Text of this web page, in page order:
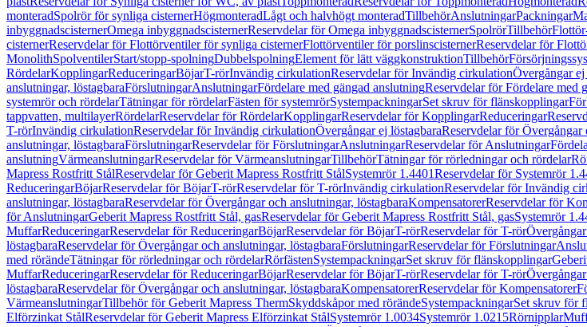
monteradSpolrör för synliga cisternerHögmonteradLågt och halvhögt monteradTillbehörAnslutningarPackningar
inbyggnadscisternerOmega inbyggnadscisternerReservdelar för Omega inbyggnadscisternerSpolrörTillbehör
cisternerReservdelar för Flottörventiler för synliga cisternerFlottörventiler för porslinscisternerReservdelar för
MonolithSpolventilerStart/stopp-spolningDubbelspolningElement för lätt väggkonstruktionTillbehör
RördelarKopplingarReduceringarBöjarT-rörInvändig cirkulationReservdelar för Invändig cirkulationÖvergångar ej
anslutningar, löstagbaraFörslutningarAnslutningarFördelare med gängad anslutningReservdelar för Fördelare med
systemrör och rördelarTätningar för rördelarFästen för systemrörSystempackningarSet skruv för flänskopplingar
tappvatten, multilayerRördelarReservdelar för RördelarKopplingarReservdelar för KopplingarReduceringar
T-rörInvändig cirkulationReservdelar för Invändig cirkulationÖvergångar ej löstagbaraReservdelar för Övergångar
anslutningar, löstagbaraFörslutningarReservdelar för FörslutningarAnslutningarReservdelar för Anslutningar
anslutningVärmeanslutningarReservdelar för VärmeanslutningarTillbehörTätningar för rörledningar och rördelar
Mapress Rostfritt StålReservdelar för Geberit Mapress Rostfritt StålSystemrör 1.4401Reservdelar för Systemrör
ReduceringarBöjarReservdelar för BöjarT-rörReservdelar för T-rörInvändig cirkulationReservdelar för Invändig
anslutningar, löstagbaraReservdelar för Övergångar och anslutningar, löstagbaraKompensatorerReservdelar för
för AnslutningarGeberit Mapress Rostfritt Stål, gasReservdelar för Geberit Mapress Rostfritt Stål, gasSystemrör
MuffarReduceringarReservdelar för ReduceringarBöjarReservdelar för BöjarT-rörReservdelar för T-rör
löstagbaraReservdelar för Övergångar och anslutningar, löstagbaraFörslutningarReservdelar för Förslutningar
med rörändeTätningar för rörledningar och rördelarRörfästenSystempackningarSet skruv för flänskopplingar
MuffarReduceringarReservdelar för ReduceringarBöjarReservdelar för BöjarT-rörReservdelar för T-rör
löstagbaraReservdelar för Övergångar och anslutningar, löstagbaraKompensatorerReservdelar för Kompensatorer
VärmeanslutningarTillbehör för Geberit Mapress ThermSkyddskåpor med rörändeSystempackningarSet skruv för
Elförzinkat StålReservdelar för Geberit Mapress Elförzinkat StålSystemrör 1.0034Systemrör 1.0215Rörnipplar